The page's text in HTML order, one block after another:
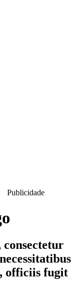
Publicidade
officiis fugit